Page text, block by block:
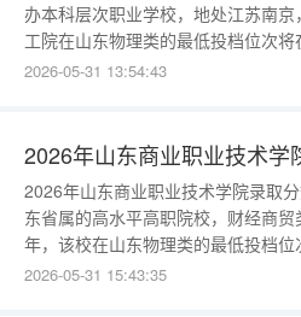
办本科层次职业学校，地处江苏南
工院在山东物理类的最低投档位次
为450-465分。其机电一体化、自动
2026-05-31 13:54:43
2026年山东商业职业技术学院录取
东省属的高水平高职院校，财经商
年，该校在山东物理类的最低投档
数约为425-440分；历史类考生分
2026-05-31 15:43:35